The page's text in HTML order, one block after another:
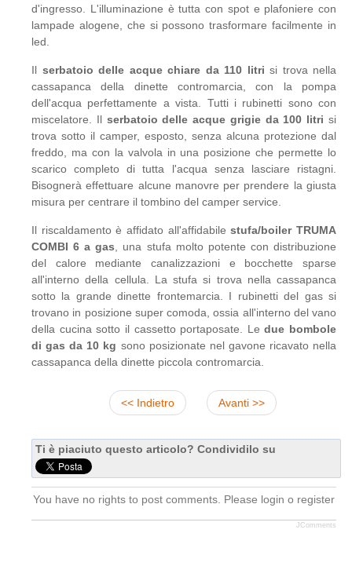
d'ingresso. L'illuminazione è tutta con spot e plafoniere con
lampade alogene, che si possono trasformare facilmente in
led.
Il serbatoio delle acque chiare da 110 litri si trova nella
cassapanca della dinette contromarcia, con la pompa
dell'acqua perfettamente a vista. Tutti i rubinetti sono con
miscelatore. Il serbatoio delle acque grigie da 100 litri si
trova sotto il camper, esposto, senza alcuna protezione dal
freddo, ma con la valvola in una posizione che permette lo
scarico completo di tutta l'acqua senza lasciare ristagni.
Bisognerà effettuare alcune manovre per prendere la giusta
misura per centrare il tombino del camper service.
Il riscaldamento è affidato all'affidabilestufa/boiler TRUMA
COMBI 6 a gas, una stufa molto potente con distribuzione
del calore mediante canalizzazioni e bocchette sparse
all'interno della cellula. La stufa si trova nella cassapanca
sotto la grande dinette frontemarcia. I rubinetti del gas si
trovano in posizione super comoda, ossia all'interno del vano
della cucina sotto il cassetto portaposate. Ledue bombole
di gas da 10 kg sono posizionate nel gavone ricavato nella
cassapanca della dinette piccola contromarcia.
<< Indietro Avanti >>
Ti è piaciuto questo articolo? Condividilo su
You have no rights to post comments. Please login o register
JComments